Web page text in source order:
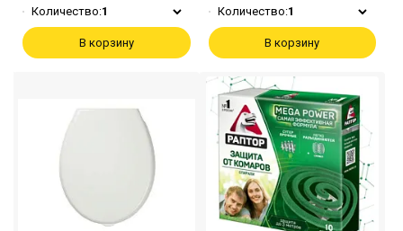
Количество:1
В корзину
Количество:1
В корзину